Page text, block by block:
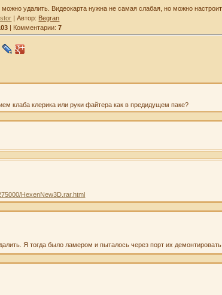
удалить. Видеокарта нужна не самая слабая, но можно
| Автор: Begran
| Комментарии:7
клаба клерика или руки файтера как в предидущем паке?
HexenNew3D.rar.html
Я тогда было ламером и пыталось через порт их